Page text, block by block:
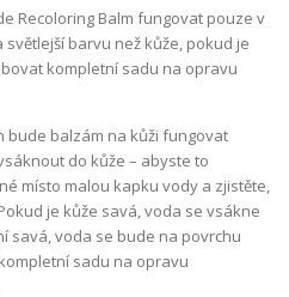
Recoloring Balm fungovat pouze v
barvu než kůže, pokud je
kompletní sadu na opravu
bude balzám na kůži fungovat
do kůže – abyste to
místo malou kapku vody a zjistěte,
je kůže savá, voda se vsákne
savá, voda se bude na povrchu
sadu na opravu